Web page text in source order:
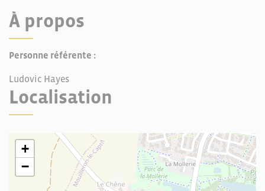
À propos
Personne référente :
Ludovic Hayes
Localisation
+
−